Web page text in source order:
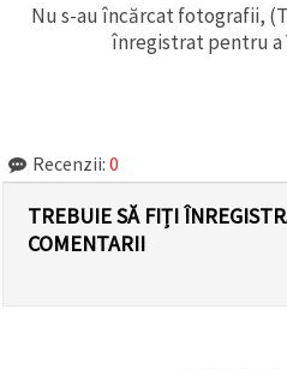
Nu s-au încărcat fotografii,
înregistrat pentru a
Recenzii: 0
TREBUIE SĂ FIȚI
COMENTARII